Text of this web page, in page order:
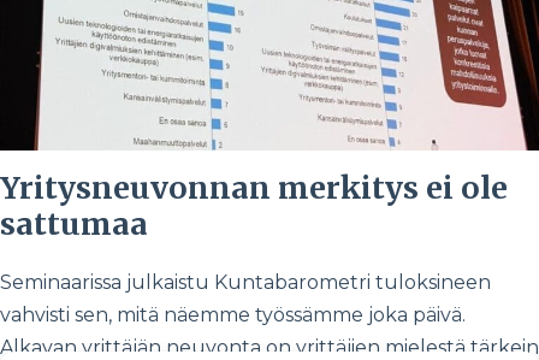
Yritysneuvonnan merkitys ei ole
sattumaa
Seminaarissa julkaistu Kuntabarometri tuloksineen
vahvisti sen, mitä näemme työssämme joka päivä.
Alkavan yrittäjän neuvonta on yrittäjien mielestä tärkein